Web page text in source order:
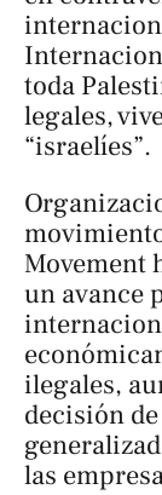
toda
legales,
“israelíes”.
Movement
un avance
ilegales,
decisión
las